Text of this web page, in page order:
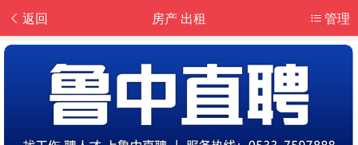
返回 管理
房产 出租